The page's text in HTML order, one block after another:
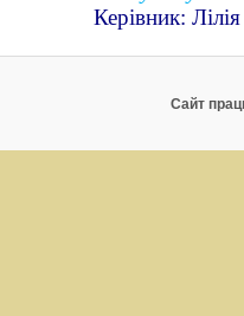
Керівник:
Сайт